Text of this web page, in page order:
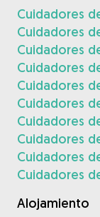
Cuidadores
Cuidadores
Cuidadores
Cuidadores
Cuidadores
Cuidadores
Cuidadores
Cuidadores
Cuidadores
Cuidadores
Alojamiento